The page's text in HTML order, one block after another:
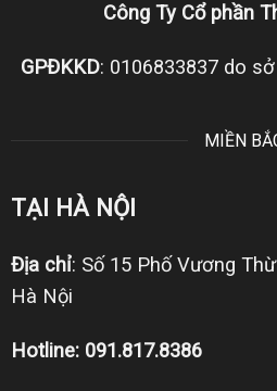
Công Ty Cổ phần
GPĐKKD: 0106833837 do
MIỀN
TẠI HÀ NỘI
Địa chỉ: Số 15 Phố Vương
Hà Nội
Hotline: 091.817.8386